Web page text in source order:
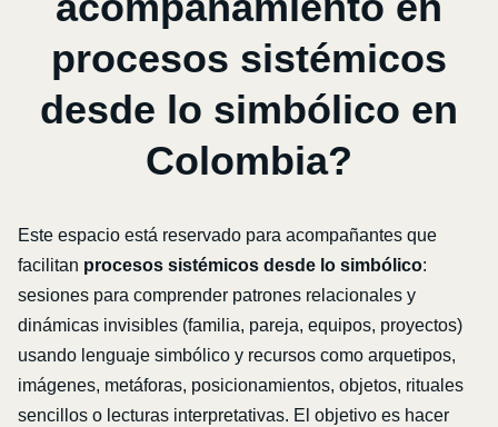
procesos sistémicos
desde lo simbólico en
Colombia?
Este espacio está reservado para acompañantes que
facilitan procesos sistémicos desde lo simbólico:
sesiones para comprender patrones relacionales y
dinámicas invisibles (familia, pareja, equipos, proyectos)
usando lenguaje simbólico y recursos como arquetipos,
imágenes, metáforas, posicionamientos, objetos, rituales
sencillos o lecturas interpretativas. El objetivo es hacer